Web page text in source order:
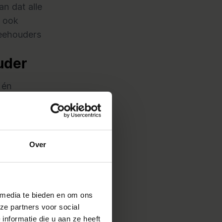
Over
te bieden en om ons
partners voor social
die u aan ze heeft
dat alle
ook
of met